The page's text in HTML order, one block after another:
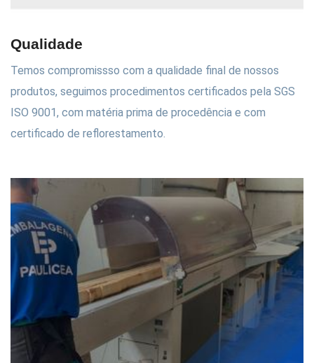
Qualidade
Temos compromissso com a qualidade final de nossos
produtos, seguimos procedimentos certificados pela SGS
ISO 9001, com matéria prima de procedência e com
certificado de reflorestamento.